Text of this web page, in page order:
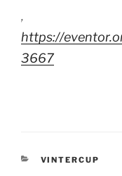
,
https://
3667
KATEGORIER
VINTERCUP